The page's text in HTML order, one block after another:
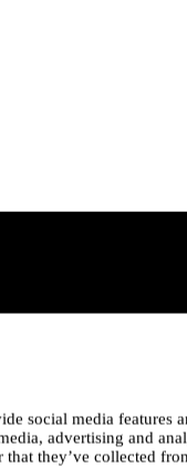
social media features
advertising and
they’ve collected